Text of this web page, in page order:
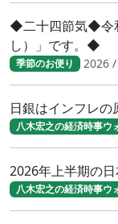
◆二十四節気◆令
し）」です。◆
季節のお便り 2026
日銀はインフレ
八木宏之の経済時事ウ
2026年上半期の
八木宏之の経済時事ウ